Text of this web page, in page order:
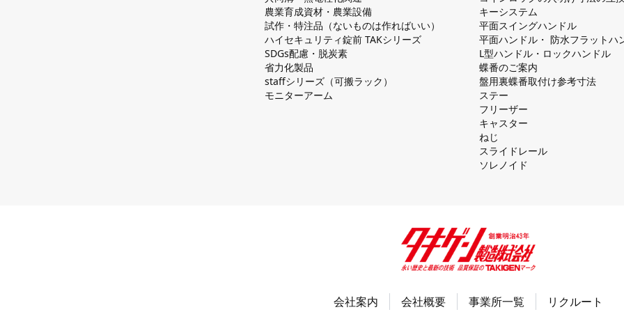
農業育成資材・農業設備
試作・特注品（ないものは作ればいい）
ハイセキュリティ錠前 TAKシリーズ
SDGs配慮・脱炭素
省力化製品
staffシリーズ（可搬ラック）
モニターアーム
キーシステム
平⾯スイングハンドル
平⾯ハンドル・ 防⽔フラットハ
L型ハンドル・ロックハンドル
蝶番のご案内
盤⽤裏蝶番取付け参考⼨法
ステー
フリーザー
キャスター
ねじ
スライドレール
ソレノイド
会社案内 会社概要 事業所一覧 リクルート